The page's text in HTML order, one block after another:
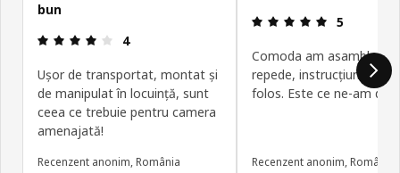
bun
Prezentare generală: 4 din 5 stele
4
Ușor de transportat, montat și
de manipulat în locuință, sunt
ceea ce trebuie pentru camera
amenajată!
Recenzent anonim, România
5
Comoda am asamblat-o
repede, instrucțiunile
folos. Este ce ne-am
Recenzent anonim, România